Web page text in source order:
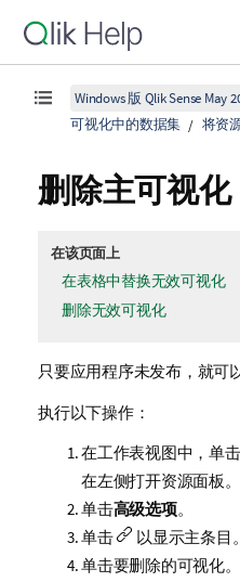
Windows 版 Qlik Sense May
可视化中的数据集
将资
删除主可视化
在该页面上
在表格中替换无效可视化
删除无效可视化
只要应用程序未发布，就可
执行以下操作：
在工作表视图中，单
在左侧打开资源面板。
单击高级选项。
单击
以显示主条目。
单击要删除的可视化。